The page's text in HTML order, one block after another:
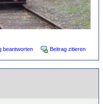
beantworten Beitrag zitieren